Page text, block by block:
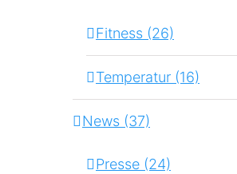
Fitness (26)
Temperatur (16)
News (37)
Presse (24)